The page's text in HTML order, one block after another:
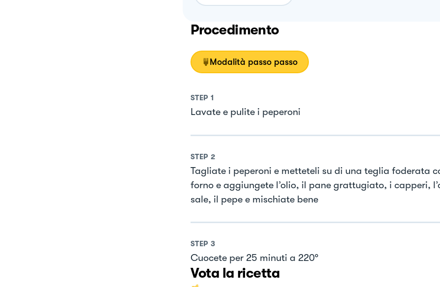
Procedimento
Modalità passo passo
STEP 1
Lavate e pulite i peperoni
STEP 2
Tagliate i peperoni e metteteli su di una teglia foderata
forno e aggiungete l’olio, il pane grattugiato, i capperi,
sale, il pepe e mischiate bene
STEP 3
Cuocete per 25 minuti a 220°
Vota la ricetta